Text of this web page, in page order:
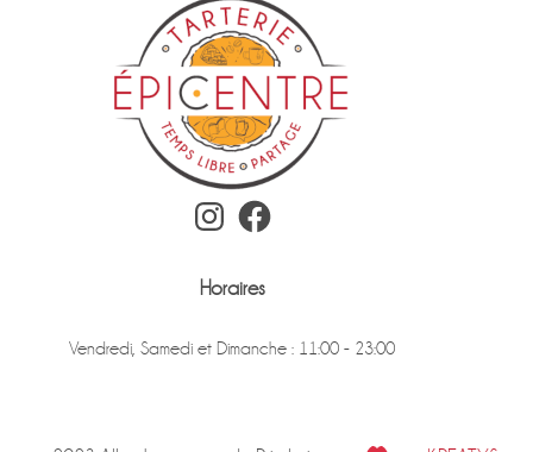
Instagram Facebook
Horaires
Vendredi, Samedi et Dimanche : 11:00 - 23:00